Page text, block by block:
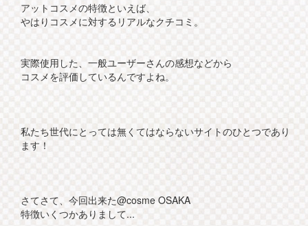
アットコスメの特徴といえば、
やはりコスメに対するリアルなクチコミ。
実際使用した、一般ユーザーさんの感想などから
コスメを評価しているんですよね。
私たち世代にとっては無くてはならないサイトのひとつであり
ます！
さてさて、今回出来た@cosme OSAKA
特徴いくつかありまして...